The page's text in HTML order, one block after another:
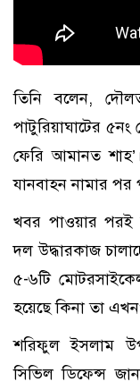
তিনি বলেন,
পাটুরিয়াঘাটের
ফেরি আমানত
যানবাহন নামার
খবর পাওয়ার পরই
দল উদ্ধারকাজ
৫-৬টি
হয়েছে কিনা তা
শরিফুল ইসলাম
সিভিল ডিফেন্স